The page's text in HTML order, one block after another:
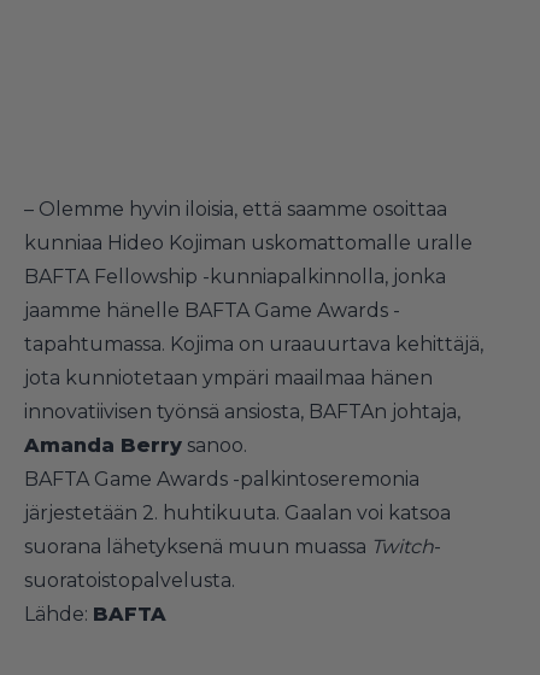
– Olemme hyvin iloisia, että saamme osoittaa
kunniaa Hideo Kojiman uskomattomalle uralle
BAFTA Fellowship -kunniapalkinnolla, jonka
jaamme hänelle BAFTA Game Awards -
tapahtumassa. Kojima on uraauurtava kehittäjä,
jota kunniotetaan ympäri maailmaa hänen
innovatiivisen työnsä ansiosta, BAFTAn johtaja,
Amanda Berry sanoo.
BAFTA Game Awards -palkintoseremonia
järjestetään 2. huhtikuuta. Gaalan voi katsoa
suorana lähetyksenä muun muassa Twitch-
suoratoistopalvelusta.
Lähde: BAFTA